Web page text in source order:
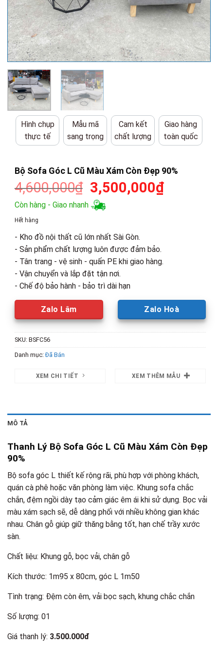
Hình chụp
thực tế
Mẫu mã
sang trọng
Cam kết
chất lượng
Giao hàng
toàn quốc
Bộ Sofa Góc L Cũ Màu Xám Còn Đẹp 90%
4,600,000₫ Giá
gốc
là:
3,500,000₫Giá
Còn hàng - Giao nhanh
Hết hàng
- Kho đồ nội thất cũ lớn nhất Sài Gòn.
- Sản phẩm chất lượng luôn được đảm bảo.
- Tân trang - vệ sinh - quấn PE khi giao hàng.
- Vận chuyển và lắp đặt tận nơi.
- Chế độ bảo hành - bảo trì dài hạn
Zalo Lâm Zalo Hoà
SKU: BSFC56
Danh mục:Đã Bán
XEM CHI TIẾT XEM THÊM MẪU
MÔ TẢ
Thanh Lý Bộ Sofa Góc L Cũ Màu Xám Còn Đẹp
90%
Bộ sofa góc L thiết kế rộng rãi, phù hợp với phòng khách,
quán cà phê hoặc văn phòng làm việc. Khung sofa chắc
chắn, đệm ngồi dày tạo cảm giác êm ái khi sử dụng. Bọc vải
màu xám sạch sẽ, dễ dàng phối với nhiều không gian khác
nhau. Chân gỗ giúp giữ thăng bằng tốt, hạn chế trầy xước
sàn.
Chất liệu: Khung gỗ, bọc vải, chân gỗ
Kích thước: 1m95 x 80cm, góc L 1m50
Tình trạng: Đệm còn êm, vải bọc sạch, khung chắc chắn
Số lượng: 01
Giá thanh lý: 3.500.000đ